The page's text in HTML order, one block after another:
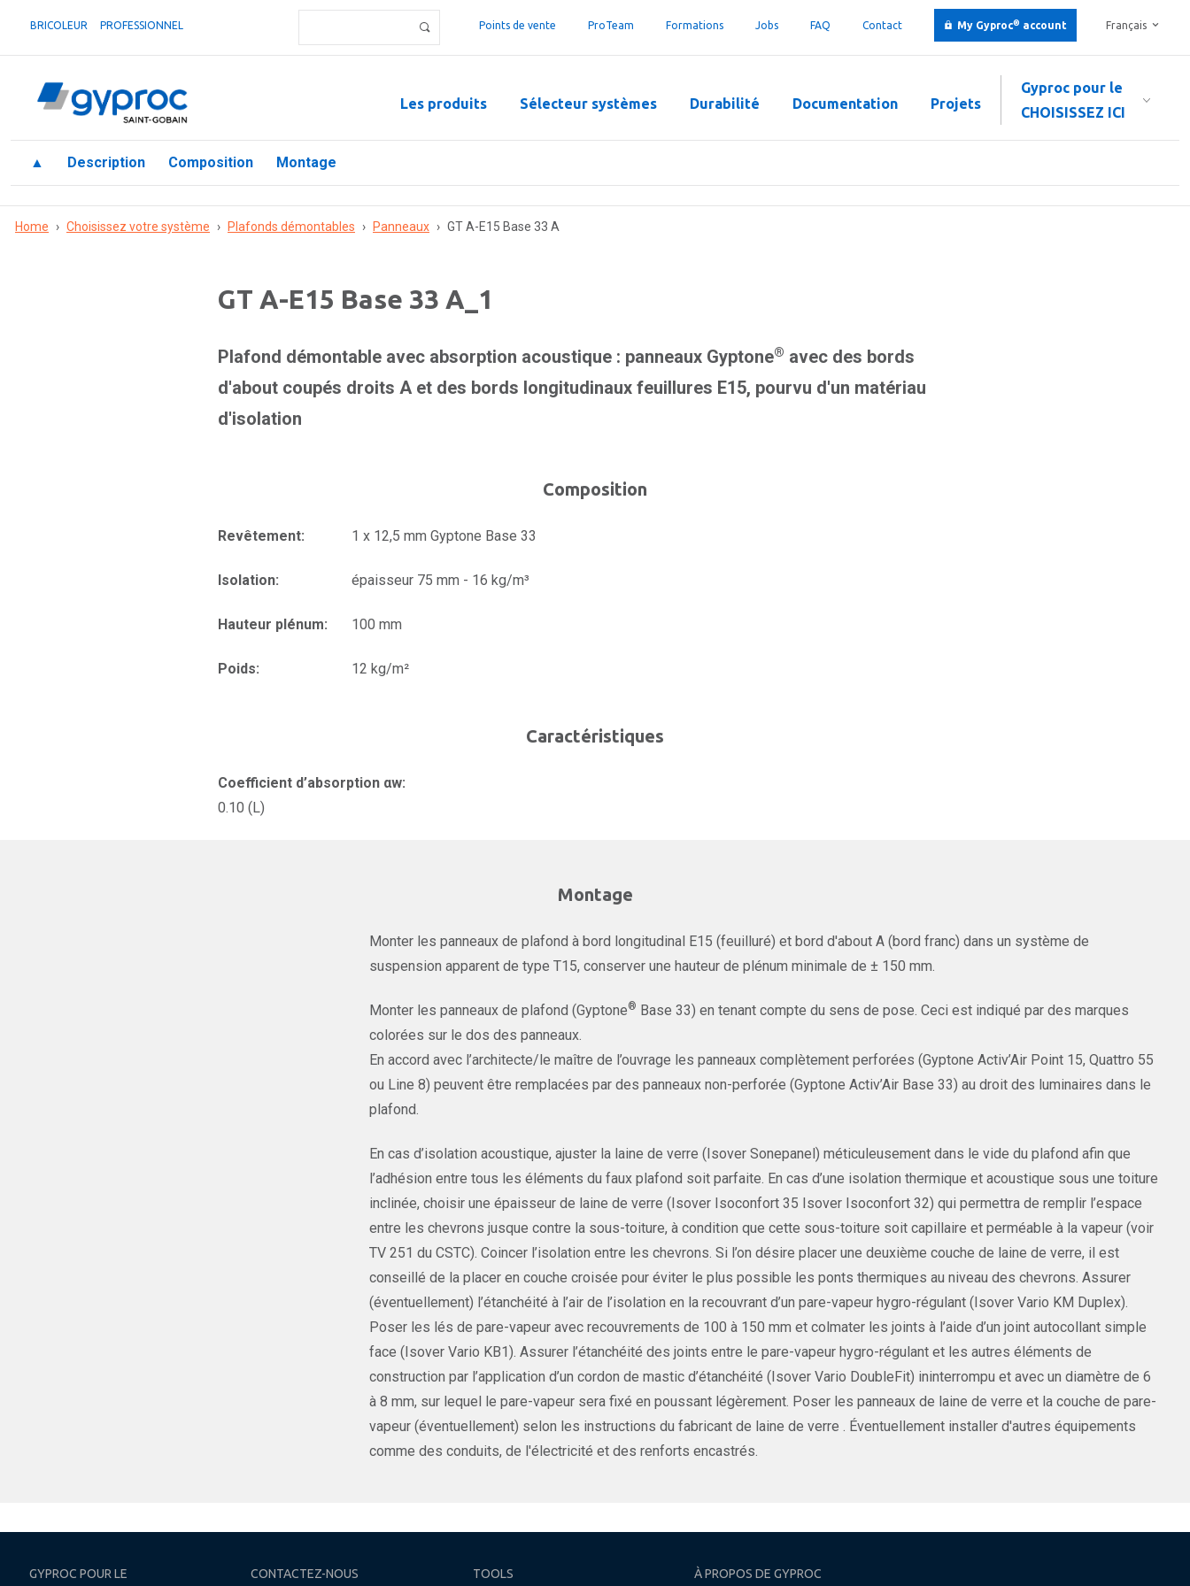
BRICOLEUR PROFESSIONNEL Français
Points de vente ProTeam Formations Jobs FAQ Contact My Gyproc® account
Gyproc pour le
CHOISISSEZ ICI
Les produits Sélecteur systèmes Durabilité Documentation Projets
▲ Description Composition Montage
Home › Choisissez votre système › Plafonds démontables › Panneaux › GT A-E15 Base 33 A
GT A-E15 Base 33 A_1
Plafond démontable avec absorption acoustique : panneaux Gyptone® avec des bords
d'about coupés droits A et des bords longitudinaux feuillures E15, pourvu d'un matériau
d'isolation
Composition
Revêtement: 1 x 12,5 mm Gyptone Base 33
Isolation: épaisseur 75 mm - 16 kg/m³
Hauteur plénum: 100 mm
Poids: 12 kg/m²
Caractéristiques
Coefficient d’absorption αw:
0.10 (L)
Montage
Monter les panneaux de plafond à bord longitudinal E15 (feuilluré) et bord d'about A (bord franc) dans un système de
suspension apparent de type T15, conserver une hauteur de plénum minimale de ± 150 mm.
Monter les panneaux de plafond (Gyptone® Base 33) en tenant compte du sens de pose. Ceci est indiqué par des marques
colorées sur le dos des panneaux.
En accord avec l’architecte/le maître de l’ouvrage les panneaux complètement perforées (Gyptone Activ’Air Point 15, Quattro 55
ou Line 8) peuvent être remplacées par des panneaux non-perforée (Gyptone Activ’Air Base 33) au droit des luminaires dans le
plafond.
En cas d’isolation acoustique, ajuster la laine de verre (Isover Sonepanel) méticuleusement dans le vide du plafond afin que
l’adhésion entre tous les éléments du faux plafond soit parfaite. En cas d’une isolation thermique et acoustique sous une toiture
inclinée, choisir une épaisseur de laine de verre (Isover Isoconfort 35 Isover Isoconfort 32) qui permettra de remplir l’espace
entre les chevrons jusque contre la sous-toiture, à condition que cette sous-toiture soit capillaire et perméable à la vapeur (voir
TV 251 du CSTC). Coincer l’isolation entre les chevrons. Si l’on désire placer une deuxième couche de laine de verre, il est
conseillé de la placer en couche croisée pour éviter le plus possible les ponts thermiques au niveau des chevrons. Assurer
(éventuellement) l’étanchéité à l’air de l’isolation en la recouvrant d’un pare-vapeur hygro-régulant (Isover Vario KM Duplex).
Poser les lés de pare-vapeur avec recouvrements de 100 à 150 mm et colmater les joints à l’aide d’un joint autocollant simple
face (Isover Vario KB1). Assurer l’étanchéité des joints entre le pare-vapeur hygro-régulant et les autres éléments de
construction par l’application d’un cordon de mastic d’étanchéité (Isover Vario DoubleFit) ininterrompu et avec un diamètre de 6
à 8 mm, sur lequel le pare-vapeur sera fixé en poussant légèrement. Poser les panneaux de laine de verre et la couche de pare-
vapeur (éventuellement) selon les instructions du fabricant de laine de verre . Éventuellement installer d'autres équipements
comme des conduits, de l'électricité et des renforts encastrés.
GYPROC POUR LE CONTACTEZ-NOUS TOOLS À PROPOS DE GYPROC